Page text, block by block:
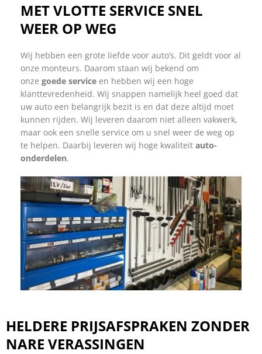
MET VLOTTE SERVICE SNEL
WEER OP WEG
Wij hebben een grote liefde voor auto’s. Dit geldt voor al
onze monteurs. Daarom staan wij bekend om
onze goede service en hebben wij een hoge
klanttevredenheid. Wij snappen namelijk heel goed dat
uw auto een belangrijk bezit is en dat deze altijd moet
kunnen rijden. Wij leveren daarom niet alleen vakwerk,
maar ook een snelle service om u snel weer de weg op
te helpen. Daarbij leveren wij hoge kwaliteit auto-
onderdelen.
HELDERE PRIJSAFSPRAKEN ZONDER
NARE VERASSINGEN